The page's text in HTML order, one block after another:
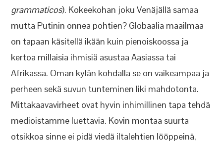
grammaticos). Kokeekohan joku Venäjällä samaa
mutta Putinin onnea pohtien? Globaalia maailmaa
on tapaan käsitellä ikään kuin pienoiskoossa ja
kertoa millaisia ihmisiä asustaa Aasiassa tai
Afrikassa. Oman kylän kohdalla se on vaikeampaa ja
perheen sekä suvun tunteminen liki mahdotonta.
Mittakaavavirheet ovat hyvin inhimillinen tapa tehdä
medioistamme luettavia. Kovin montaa suurta
otsikkoa sinne ei pidä viedä iltalehtien lööppeinä,